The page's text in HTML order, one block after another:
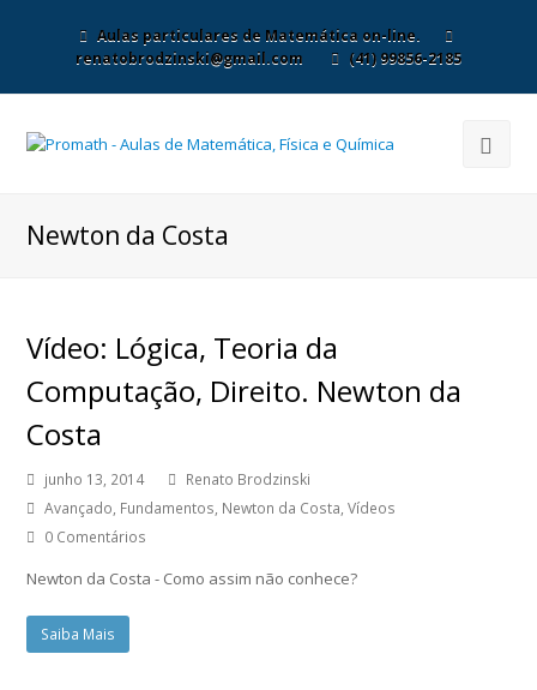
Aulas particulares de Matemática on-line.
renatobrodzinski@gmail.com
(41) 99856-2185
Newton da Costa
Vídeo: Lógica, Teoria da
Computação, Direito. Newton da
Costa
junho 13, 2014
Renato Brodzinski
Avançado, Fundamentos, Newton da Costa,Vídeos
0 Comentários
Newton da Costa - Como assim não conhece?
Saiba Mais